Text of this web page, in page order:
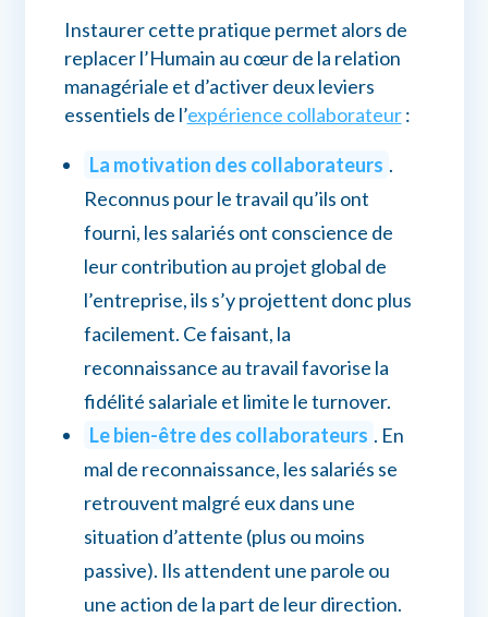
Instaurer cette pratique permet alors de
replacer l’Humain au cœur de la relation
managériale et d’activer deux leviers
essentiels de l’expérience collaborateur:
La motivation des collaborateurs .
Reconnus pour le travail qu’ils ont
fourni, les salariés ont conscience de
leur contribution au projet global de
l’entreprise, ils s’y projettent donc plus
facilement. Ce faisant, la
reconnaissance au travail favorise la
fidélité salariale et limite le turnover.
Le bien-être des collaborateurs . En
mal de reconnaissance, les salariés se
retrouvent malgré eux dans une
situation d’attente (plus ou moins
passive). Ils attendent une parole ou
une action de la part de leur direction.